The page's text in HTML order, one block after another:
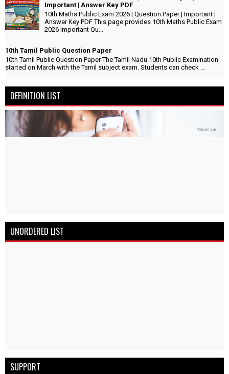
Important | Answer Key PDF
10th Maths Public Exam 2026 | Question Paper | Important |
Answer Key PDF This page provides 10th Maths Public Exam
2026 Important Qu...
10th Tamil Public Question Paper
10th Tamil Public Question Paper The Tamil Nadu 10th Public Examination
started on March with the Tamil subject exam. Students can check ...
DEFINITION LIST
UNORDERED LIST
SUPPORT